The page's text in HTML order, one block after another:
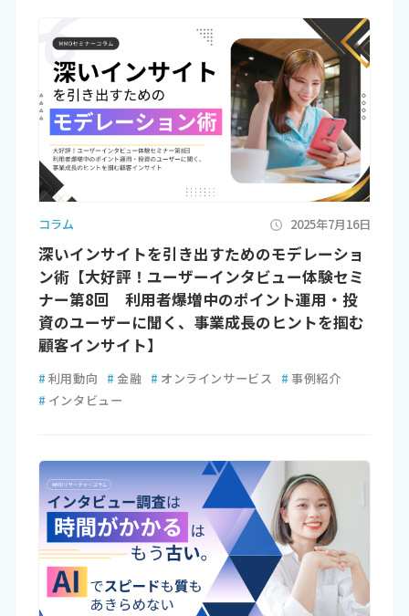
コラム 2025年7月16日
深いインサイトを引き出すためのモデレーショ
ン術【大好評！ユーザーインタビュー体験セミ
ナー第8回 利用者爆増中のポイント運用・投
資のユーザーに聞く、事業成長のヒントを掴む
顧客インサイト】
# 利用動向 # 金融 # オンラインサービス # 事例紹介
# インタビュー